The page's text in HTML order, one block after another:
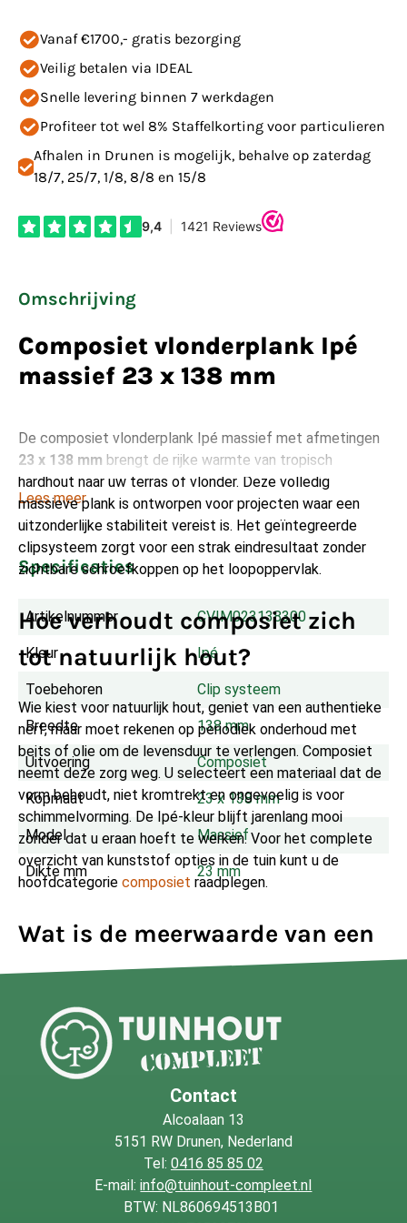
Vanaf €1700,- gratis bezorging
Veilig betalen via IDEAL
Snelle levering binnen 7 werkdagen
Profiteer tot wel 8% Staffelkorting voor particulieren
Afhalen in Drunen is mogelijk, behalve op zaterdag
18/7, 25/7, 1/8, 8/8 en 15/8
Omschrijving
Composiet vlonderplank Ipé
massief 23 x 138 mm
De composiet vlonderplank Ipé massief met afmetingen
23 x 138 mm brengt de rijke warmte van tropisch
hardhout naar uw terras of vlonder. Deze volledig
massieve plank is ontworpen voor projecten waar een
uitzonderlijke stabiliteit vereist is. Het geïntegreerde
clipsysteem zorgt voor een strak eindresultaat zonder
zichtbare schroefkoppen op het loopoppervlak.
Hoe verhoudt composiet zich
tot natuurlijk hout?
Wie kiest voor natuurlijk hout, geniet van een authentieke
nerf, maar moet rekenen op periodiek onderhoud met
beits of olie om de levensduur te verlengen. Composiet
neemt deze zorg weg. U selecteert een materiaal dat de
vorm behoudt, niet kromtrekt en ongevoelig is voor
schimmelvorming. De Ipé-kleur blijft jarenlang mooi
zonder dat u eraan hoeft te werken. Voor het complete
overzicht van kunststof opties in de tuin kunt u de
hoofdcategorie composiet raadplegen.
Wat is de meerwaarde van een
massieve uitvoering?
Bij de keuze van een terrasplank speelt de belasting een
doorslaggevende rol. Een massieve opbouw vangt
extreme puntbelastingen beter op dan holle of semi-
massieve varianten. Denk hierbij aan zware bloempotten,
tuinmeubelen of een buitenkeuken. De doorlopende kern
draagt bij aan een langer behoud van vorm en vlakheid,
wat essentieel is bij de temperatuurschommelingen van
het Nederlandse klimaat. Wilt u naast een terras ook
andere projecten in de tuin aanpakken? Bekijk dan de
mogelijkheden met composiet profielplanken
Lees meer
Specificaties
Artikelnummer CVIM023138300
Kleur Ipé
Toebehoren Clip systeem
Breedte 138 mm
Uitvoering Composiet
Kopmaat 23 x 138 mm
Model Massief
Dikte mm 23 mm
Contact
Alcoalaan 13
5151 RW Drunen, Nederland
Tel: 0416 85 85 02
E-mail:info@tuinhout-compleet.nl
BTW: NL860694513B01